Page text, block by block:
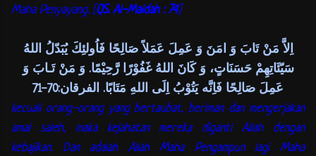
Maha Penyayang. [QS. Al-Maidah : 74]
اِلاَّ مَنْ تَابَ وَ امَنَ وَ عَمِلَ عَمَلاً صَالِحًا فَاُولئِكَ يُبَدّلُ اللهُ
سَيّئَاتِهِمْ حَسَنَاتٍ، وَ كَانَ اللهُ غَفُوْرًا رَّحِيْمًا. وَ مَنْ تَـابَ وَ
عَمِلَ صَالِحًا فَاِنَّه يَتُوْبُ اِلَى اللهِ مَتَابًا. الفرقان:70-71
kecuali orang-orang yang bertaubat, beriman dan mengerjakan
amal saleh, maka kejahatan mereka diganti Allah dengan
kebajikan. Dan adalah Allah Maha Pengampun lagi Maha